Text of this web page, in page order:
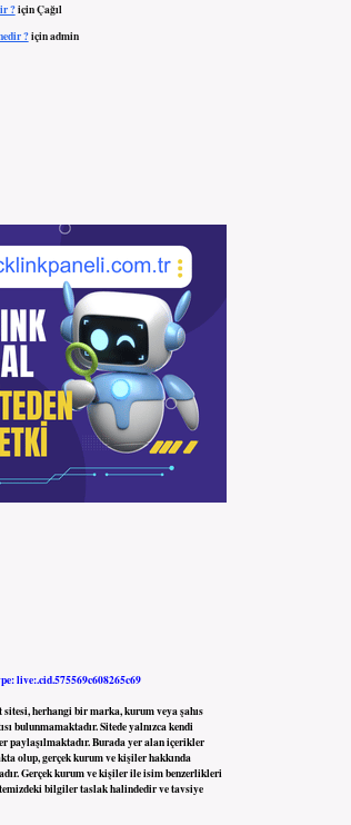
?içinÇağıl
?içinadmin
live:.cid.575569c608265c69
sitesi, herhangi bir marka, kurum veya şahıs
bulunmamaktadır. Sitede yalnızca kendi
paylaşılmaktadır. Burada yer alan içerikler
olup, gerçek kurum ve kişiler hakkında
Gerçek kurum ve kişiler ile isim benzerlikleri
bilgiler taslak halindedir ve tavsiye